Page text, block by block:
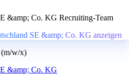
&amp; Co. KG Recruiting-Team
SE &amp; Co. KG anzeigen
(m/w/x)
&amp; Co. KG